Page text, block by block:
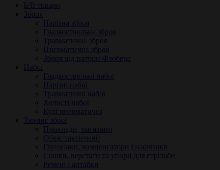
Б/В товари
Зброя
Нарізна зброя
Гладкоствольна зброя
Травматична зброя
Пневматична зброя
Зброя під патрон Флобера
Набої
Гладкоствольні набої
Нарізні набої
Травматичні набої
Холості набої
Кулі пневматичні
Тюнінг зброї
Приклади, магазини
Обвіс тактичний
Глушники, компенсатори і наочники
Сошки, верстати та упори для стрільби
Ремені і антабки